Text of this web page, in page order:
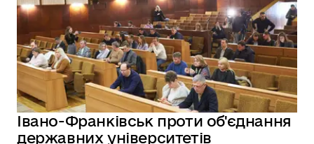
Івано-Франківськ проти об'єднання
державних університетів